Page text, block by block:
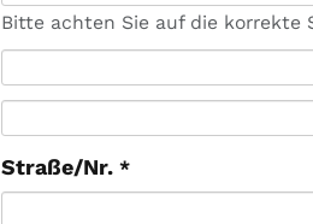
Bitte achten Sie auf die korrekte
Straße/Nr. *